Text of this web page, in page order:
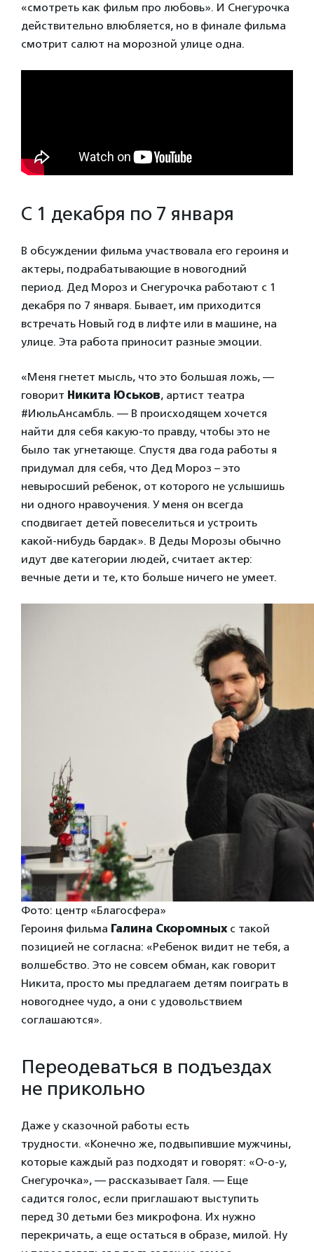
«смотреть как фильм про любовь». И Снегурочка
действительно влюбляется, но в финале фильма
смотрит салют на морозной улице одна.
С 1 декабря по 7 января
В обсуждении фильма участвовала его героиня и
актеры, подрабатывающие в новогодний
период. Дед Мороз и Снегурочка работают с 1
декабря по 7 января. Бывает, им приходится
встречать Новый год в лифте или в машине, на
улице. Эта работа приносит разные эмоции.
«Меня гнетет мысль, что это большая ложь, —
говорит Никита Юськов, артист театра
#ИюльАнсамбль. — В происходящем хочется
найти для себя какую-то правду, чтобы это не
было так угнетающе. Спустя два года работы я
придумал для себя, что Дед Мороз – это
невыросший ребенок, от которого не услышишь
ни одного нравоучения. У меня он всегда
сподвигает детей повеселиться и устроить
какой-нибудь бардак». В Деды Морозы обычно
идут две категории людей, считает актер:
вечные дети и те, кто больше ничего не умеет.
Фото: центр «Благосфера»
Героиня фильма Галина Скоромных с такой
позицией не согласна: «Ребенок видит не тебя, а
волшебство. Это не совсем обман, как говорит
Никита, просто мы предлагаем детям поиграть в
новогоднее чудо, а они с удовольствием
соглашаются».
Переодеваться в подъездах
не прикольно
Даже у сказочной работы есть
трудности. «Конечно же, подвыпившие мужчины,
которые каждый раз подходят и говорят: «О-о-у,
Снегурочка», — рассказывает Галя. — Еще
садится голос, если приглашают выступить
перед 30 детьми без микрофона. Их нужно
перекричать, а еще остаться в образе, милой. Ну